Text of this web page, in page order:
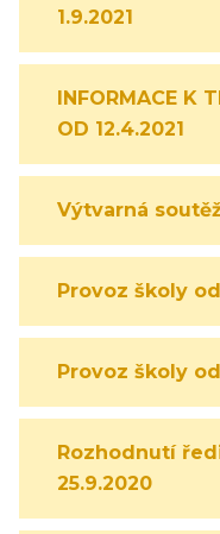
1.9.2021
INFORMACE K
OD 12.4.2021
Výtvarná
Provoz školy od
Provoz školy od
Rozhodnutí
25.9.2020